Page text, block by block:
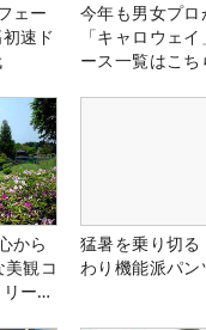
ェー
速ド
今年も男女プロ
「キャロウェ
ース一覧はこち
から
観コ
ー俱
猛暑を乗り切
わり機能派パン